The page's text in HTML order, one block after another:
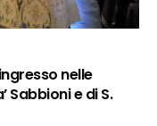
nelle
Sabbioni e di S.